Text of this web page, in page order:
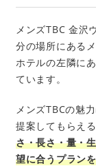
メンズTBC 金沢
分の場所にある
ホテルの左隣に
ています。
メンズTBCの魅
提案してもらえ
さ・長さ・量・
望に合うプラン